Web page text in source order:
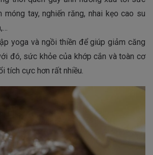
móng tay, nghiến răng, nhai kẹo cao su
yoga và ngồi thiền để giúp giảm căng
đó, sức khỏe của khớp cắn và toàn cơ
tích cực hơn rất nhiều.